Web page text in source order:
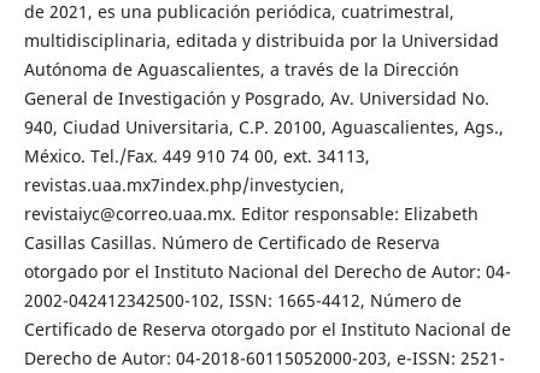
de 2021, es una publicación periódica, cuatrimestral,
multidisciplinaria, editada y distribuida por la Universidad
Autónoma de Aguascalientes, a través de la Dirección
General de Investigación y Posgrado, Av. Universidad No.
940, Ciudad Universitaria, C.P. 20100, Aguascalientes, Ags.,
México. Tel./Fax. 449 910 74 00, ext. 34113,
revistas.uaa.mx7index.php/investycien,
revistaiyc@correo.uaa.mx. Editor responsable: Elizabeth
Casillas Casillas. Número de Certificado de Reserva
otorgado por el Instituto Nacional del Derecho de Autor: 04-
2002-042412342500-102, ISSN: 1665-4412, Número de
Certificado de Reserva otorgado por el Instituto Nacional de
Derecho de Autor: 04-2018-60115052000-203, e-ISSN: 2521-